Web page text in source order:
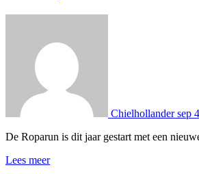
Chielhollandersep
De Roparun is dit jaar gestart met een
Lees meer